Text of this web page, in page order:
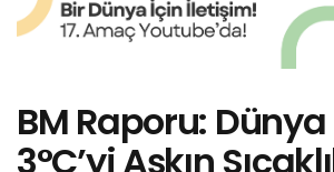
BM Raporu:
3°C’yi Aşkın